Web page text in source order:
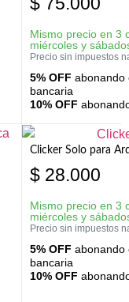
Mismo precio en 3
miércoles y
Precio sin impuestos
5% OFF abonando
bancaria
10% OFF
Clicker Solo para
$ 28.000
Mismo precio en 3
miércoles y
Precio sin impuestos
5% OFF abonando
bancaria
10% OFF